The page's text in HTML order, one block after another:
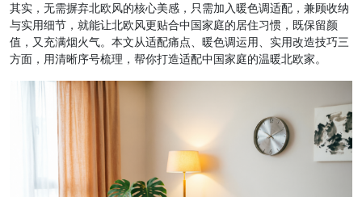
其实，无需摒弃北欧风的核心美感，只需加入暖色调适配，兼顾收纳
与实用细节，就能让北欧风更贴合中国家庭的居住习惯，既保留颜
值，又充满烟火气。本文从适配痛点、暖色调运用、实用改造技巧三
方面，用清晰序号梳理，帮你打造适配中国家庭的温暖北欧家。